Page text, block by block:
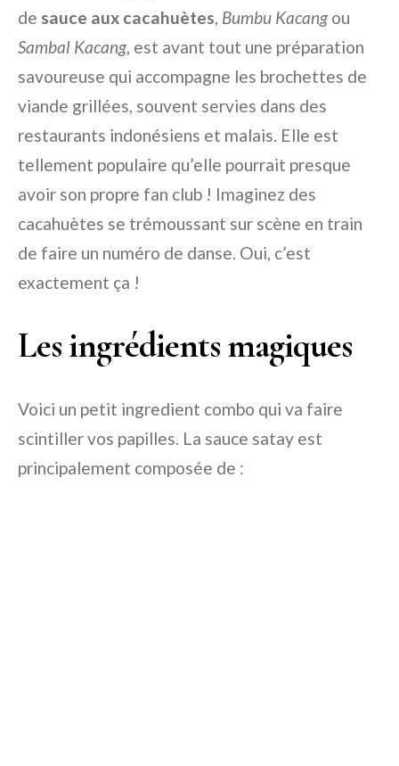
de sauce aux cacahuètes, Bumbu Kacangou
Sambal Kacang, est avant tout une préparation
savoureuse qui accompagne les brochettes de
viande grillées, souvent servies dans des
restaurants indonésiens et malais. Elle est
tellement populaire qu’elle pourrait presque
avoir son propre fan club ! Imaginez des
cacahuètes se trémoussant sur scène en train
de faire un numéro de danse. Oui, c’est
exactement ça !
Les ingrédients magiques
Voici un petit ingredient combo qui va faire
scintiller vos papilles. La sauce satay est
principalement composée de :